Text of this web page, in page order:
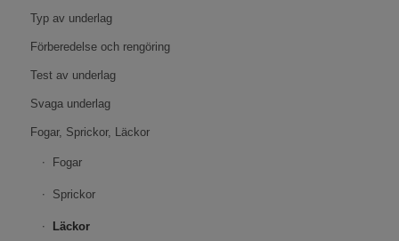
Typ av underlag
Förberedelse och rengöring
Test av underlag
Svaga underlag
Fogar, Sprickor, Läckor
Fogar
Sprickor
Läckor